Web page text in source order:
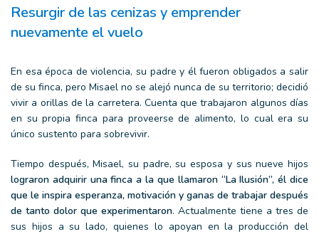
Resurgir de las cenizas y emprender
nuevamente el vuelo
En esa época de violencia, su padre y él fueron obligados a salir
de su finca, pero Misael no se alejó nunca de su territorio; decidió
vivir a orillas de la carretera. Cuenta que trabajaron algunos días
en su propia finca para proveerse de alimento, lo cual era su
único sustento para sobrevivir.
Tiempo después, Misael, su padre, su esposa y sus nueve hijos
lograron adquirir una finca a la que llamaron “La Ilusión”, él dice
que le inspira esperanza, motivación y ganas de trabajar después
de tanto dolor que experimentaron. Actualmente tiene a tres de
sus hijos a su lado, quienes lo apoyan en la producción del